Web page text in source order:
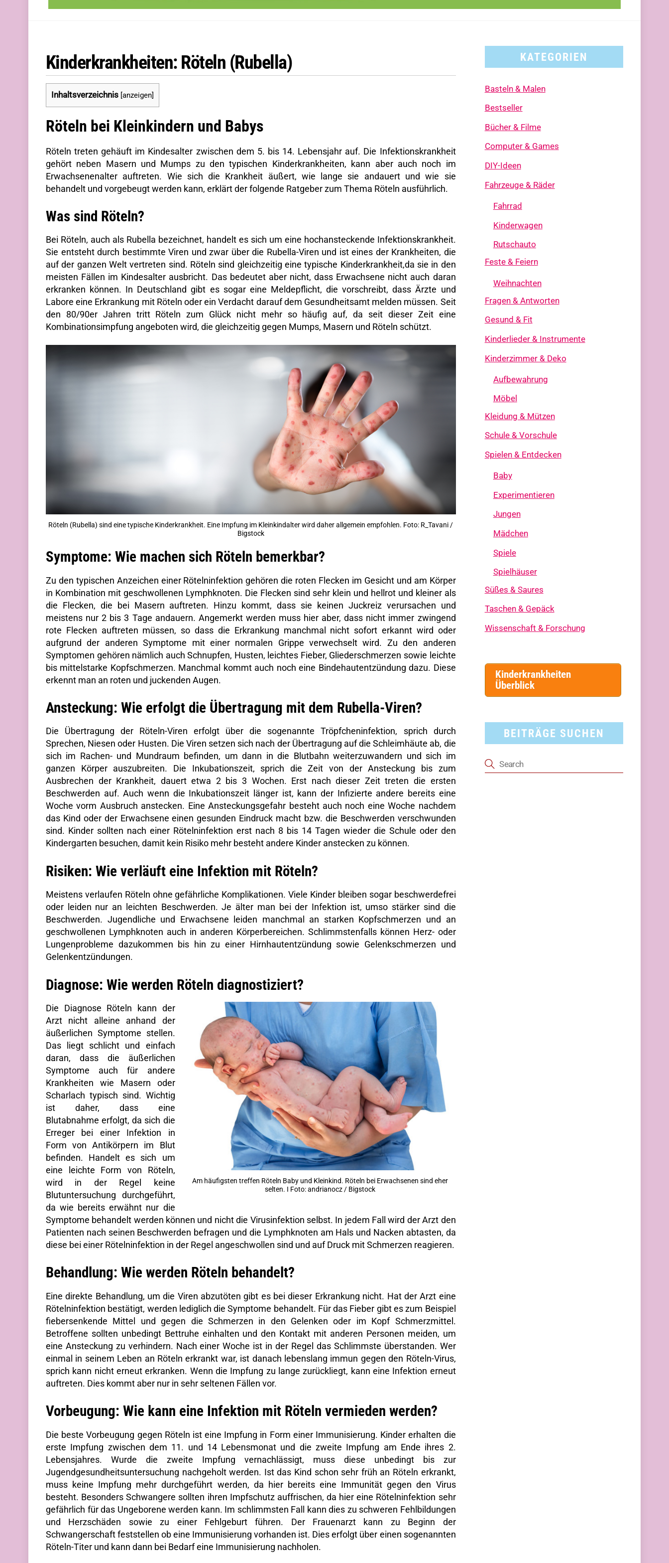
Kinderkrankheiten: Röteln (Rubella)
Inhaltsverzeichnis [anzeigen]
Röteln bei Kleinkindern und Babys
Röteln treten gehäuft im Kindesalter zwischen dem 5. bis 14. Lebensjahr auf. Die Infektionskrankheit
gehört neben Masern und Mumps zu den typischen Kinderkrankheiten, kann aber auch noch im
Erwachsenenalter auftreten. Wie sich die Krankheit äußert, wie lange sie andauert und wie sie
behandelt und vorgebeugt werden kann, erklärt der folgende Ratgeber zum Thema Röteln ausführlich.
Was sind Röteln?
Bei Röteln, auch als Rubella bezeichnet, handelt es sich um eine hochansteckende Infektionskrankheit.
Sie entsteht durch bestimmte Viren und zwar über die Rubella-Viren und ist eines der Krankheiten, die
auf der ganzen Welt vertreten sind. Röteln sind gleichzeitig eine typische Kinderkrankheit,da sie in den
meisten Fällen im Kindesalter ausbricht. Das bedeutet aber nicht, dass Erwachsene nicht auch daran
erkranken können. In Deutschland gibt es sogar eine Meldepflicht, die vorschreibt, dass Ärzte und
Labore eine Erkrankung mit Röteln oder ein Verdacht darauf dem Gesundheitsamt melden müssen. Seit
den 80/90er Jahren tritt Röteln zum Glück nicht mehr so häufig auf, da seit dieser Zeit eine
Kombinationsimpfung angeboten wird, die gleichzeitig gegen Mumps, Masern und Röteln schützt.
Röteln (Rubella) sind eine typische Kinderkrankheit. Eine Impfung im Kleinkindalter wird daher allgemein empfohlen. Foto: R_Tavani /
Bigstock
Symptome: Wie machen sich Röteln bemerkbar?
Zu den typischen Anzeichen einer Rötelninfektion gehören die roten Flecken im Gesicht und am Körper
in Kombination mit geschwollenen Lymphknoten. Die Flecken sind sehr klein und hellrot und kleiner als
die Flecken, die bei Masern auftreten. Hinzu kommt, dass sie keinen Juckreiz verursachen und
meistens nur 2 bis 3 Tage andauern. Angemerkt werden muss hier aber, dass nicht immer zwingend
rote Flecken auftreten müssen, so dass die Erkrankung manchmal nicht sofort erkannt wird oder
aufgrund der anderen Symptome mit einer normalen Grippe verwechselt wird. Zu den anderen
Symptomen gehören nämlich auch Schnupfen, Husten, leichtes Fieber, Gliederschmerzen sowie leichte
bis mittelstarke Kopfschmerzen. Manchmal kommt auch noch eine Bindehautentzündung dazu. Diese
erkennt man an roten und juckenden Augen.
Ansteckung: Wie erfolgt die Übertragung mit dem Rubella-Viren?
Die Übertragung der Röteln-Viren erfolgt über die sogenannte Tröpfcheninfektion, sprich durch
Sprechen, Niesen oder Husten. Die Viren setzen sich nach der Übertragung auf die Schleimhäute ab, die
sich im Rachen- und Mundraum befinden, um dann in die Blutbahn weiterzuwandern und sich im
ganzen Körper auszubreiten. Die Inkubationszeit, sprich die Zeit von der Ansteckung bis zum
Ausbrechen der Krankheit, dauert etwa 2 bis 3 Wochen. Erst nach dieser Zeit treten die ersten
Beschwerden auf. Auch wenn die Inkubationszeit länger ist, kann der Infizierte andere bereits eine
Woche vorm Ausbruch anstecken. Eine Ansteckungsgefahr besteht auch noch eine Woche nachdem
das Kind oder der Erwachsene einen gesunden Eindruck macht bzw. die Beschwerden verschwunden
sind. Kinder sollten nach einer Rötelninfektion erst nach 8 bis 14 Tagen wieder die Schule oder den
Kindergarten besuchen, damit kein Risiko mehr besteht andere Kinder anstecken zu können.
Risiken: Wie verläuft eine Infektion mit Röteln?
Meistens verlaufen Röteln ohne gefährliche Komplikationen. Viele Kinder bleiben sogar beschwerdefrei
oder leiden nur an leichten Beschwerden. Je älter man bei der Infektion ist, umso stärker sind die
Beschwerden. Jugendliche und Erwachsene leiden manchmal an starken Kopfschmerzen und an
geschwollenen Lymphknoten auch in anderen Körperbereichen. Schlimmstenfalls können Herz- oder
Lungenprobleme dazukommen bis hin zu einer Hirnhautentzündung sowie Gelenkschmerzen und
Gelenkentzündungen.
Diagnose: Wie werden Röteln diagnostiziert?
Am häufigsten treffen Röteln Baby und Kleinkind. Röteln bei Erwachsenen sind eher
selten. I Foto: andrianocz / Bigstock
Die Diagnose Röteln kann der
Arzt nicht alleine anhand der
äußerlichen Symptome stellen.
Das liegt schlicht und einfach
daran, dass die äußerlichen
Symptome auch für andere
Krankheiten wie Masern oder
Scharlach typisch sind. Wichtig
ist daher, dass eine
Blutabnahme erfolgt, da sich die
Erreger bei einer Infektion in
Form von Antikörpern im Blut
befinden. Handelt es sich um
eine leichte Form von Röteln,
wird in der Regel keine
Blutuntersuchung durchgeführt,
da wie bereits erwähnt nur die
Symptome behandelt werden können und nicht die Virusinfektion selbst. In jedem Fall wird der Arzt den
Patienten nach seinen Beschwerden befragen und die Lymphknoten am Hals und Nacken abtasten, da
diese bei einer Rötelninfektion in der Regel angeschwollen sind und auf Druck mit Schmerzen reagieren.
Behandlung: Wie werden Röteln behandelt?
Eine direkte Behandlung, um die Viren abzutöten gibt es bei dieser Erkrankung nicht. Hat der Arzt eine
Rötelninfektion bestätigt, werden lediglich die Symptome behandelt. Für das Fieber gibt es zum Beispiel
fiebersenkende Mittel und gegen die Schmerzen in den Gelenken oder im Kopf Schmerzmittel.
Betroffene sollten unbedingt Bettruhe einhalten und den Kontakt mit anderen Personen meiden, um
eine Ansteckung zu verhindern. Nach einer Woche ist in der Regel das Schlimmste überstanden. Wer
einmal in seinem Leben an Röteln erkrankt war, ist danach lebenslang immun gegen den Röteln-Virus,
sprich kann nicht erneut erkranken. Wenn die Impfung zu lange zurückliegt, kann eine Infektion erneut
auftreten. Dies kommt aber nur in sehr seltenen Fällen vor.
Vorbeugung: Wie kann eine Infektion mit Röteln vermieden werden?
Die beste Vorbeugung gegen Röteln ist eine Impfung in Form einer Immunisierung. Kinder erhalten die
erste Impfung zwischen dem 11. und 14 Lebensmonat und die zweite Impfung am Ende ihres 2.
Lebensjahres. Wurde die zweite Impfung vernachlässigt, muss diese unbedingt bis zur
Jugendgesundheitsuntersuchung nachgeholt werden. Ist das Kind schon sehr früh an Röteln erkrankt,
muss keine Impfung mehr durchgeführt werden, da hier bereits eine Immunität gegen den Virus
besteht. Besonders Schwangere sollten ihren Impfschutz auffrischen, da hier eine Rötelninfektion sehr
gefährlich für das Ungeborene werden kann. Im schlimmsten Fall kann dies zu schweren Fehlbildungen
und Herzschäden sowie zu einer Fehlgeburt führen. Der Frauenarzt kann zu Beginn der
Schwangerschaft feststellen ob eine Immunisierung vorhanden ist. Dies erfolgt über einen sogenannten
Röteln-Titer und kann dann bei Bedarf eine Immunisierung nachholen.
KATEGORIEN
Basteln & Malen
Bestseller
Bücher & Filme
Computer & Games
DIY-Ideen
Fahrzeuge & Räder
Fahrrad
Kinderwagen
Rutschauto
Feste & Feiern
Weihnachten
Fragen & Antworten
Gesund & Fit
Kinderlieder & Instrumente
Kinderzimmer & Deko
Aufbewahrung
Möbel
Kleidung & Mützen
Schule & Vorschule
Spielen & Entdecken
Baby
Experimentieren
Jungen
Mädchen
Spiele
Spielhäuser
Süßes & Saures
Taschen & Gepäck
Wissenschaft & Forschung
Kinderkrankheiten
Überblick
BEITRÄGE SUCHEN